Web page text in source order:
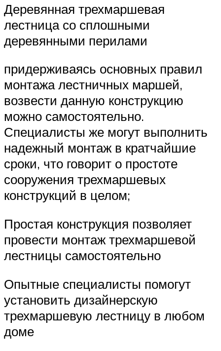
Деревянная трехмаршевая
лестница со сплошными
деревянными перилами
придерживаясь основных правил
монтажа лестничных маршей,
возвести данную конструкцию
можно самостоятельно.
Специалисты же могут выполнить
надежный монтаж в кратчайшие
сроки, что говорит о простоте
сооружения трехмаршевых
конструкций в целом;
Простая конструкция позволяет
провести монтаж трехмаршевой
лестницы самостоятельно
Опытные специалисты помогут
установить дизайнерскую
трехмаршевую лестницу в любом
доме